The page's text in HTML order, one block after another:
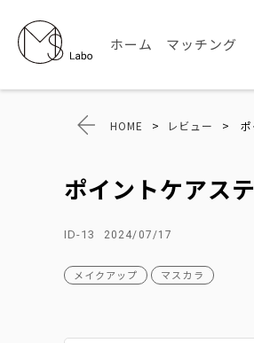
ホーム マッチング
HOME > レビュー >
ポイントケアス
ID-13 2024/07/17
メイクアップ マスカラ